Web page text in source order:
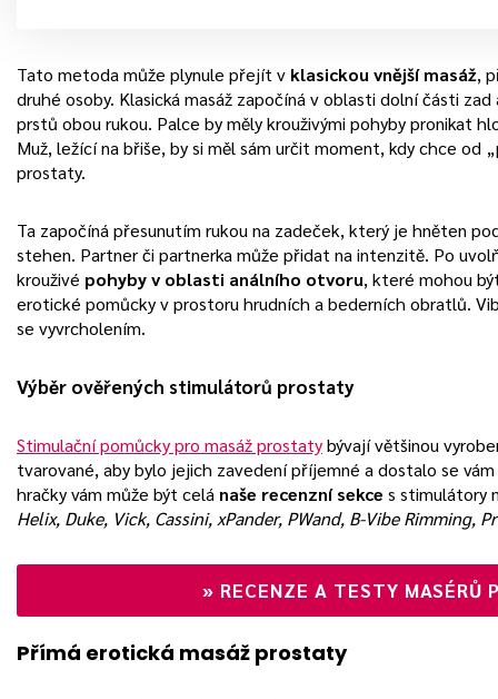
Tato metoda může plynule přejít v klasickou vnější masáž,
druhé osoby. Klasická masáž započíná v oblasti dolní části
prstů obou rukou. Palce by měly krouživými pohyby pronikat
Muž, ležící na břiše, by si měl sám určit moment, kdy chce od
prostaty.
Ta započíná přesunutím rukou na zadeček, který je hněten
stehen. Partner či partnerka může přidat na intenzitě. Po
krouživé pohyby v oblasti análního otvoru, které mohou
erotické pomůcky v prostoru hrudních a bederních obratlů.
se vyvrcholením.
Výběr ověřených stimulátorů prostaty
Stimulační pomůcky pro masáž prostatybývají většinou
tvarované, aby bylo jejich zavedení příjemné a dostalo se
hračky vám může být celá naše recenzní sekce s stimulátory
Helix, Duke, Vick, Cassini, xPander, PWand, B-Vibe Rimming,
» RECENZE A TESTY MASÉRŮ
Přímá erotická masáž prostaty